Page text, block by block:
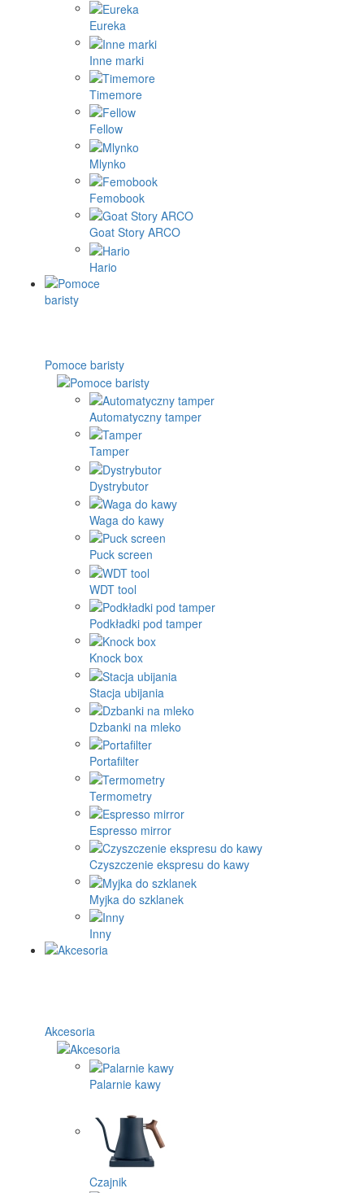
Eureka
Inne marki
Timemore
Fellow
Mlynko
Femobook
Goat Story ARCO
Hario
Pomoce baristy
Automatyczny tamper
Tamper
Dystrybutor
Waga do kawy
Puck screen
WDT tool
Podkładki pod tamper
Knock box
Stacja ubijania
Dzbanki na mleko
Portafilter
Termometry
Espresso mirror
Czyszczenie ekspresu do kawy
Myjka do szklanek
Inny
Akcesoria
Palarnie kawy
Czajnik